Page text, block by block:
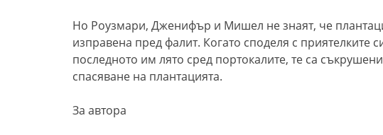
Но Роузмари, Дженифър и Мишел не знаят, че
изправена пред фалит. Когато споделя с приятелките
последното им лято сред портокалите, те са
спасяване на плантацията.
За автора